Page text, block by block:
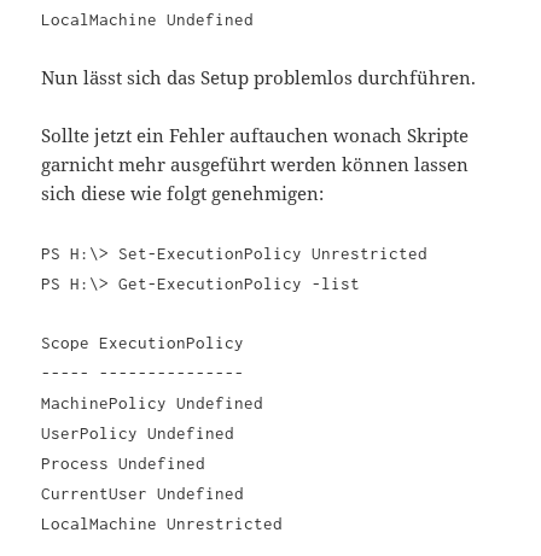
LocalMachine Undefined
Nun lässt sich das Setup problemlos durchführen.
Sollte jetzt ein Fehler auftauchen wonach Skripte
garnicht mehr ausgeführt werden können lassen
sich diese wie folgt genehmigen:
PS H:\> Set-ExecutionPolicy Unrestricted
PS H:\> Get-ExecutionPolicy -list
Scope ExecutionPolicy
----- ---------------
MachinePolicy Undefined
UserPolicy Undefined
Process Undefined
CurrentUser Undefined
LocalMachine Unrestricted